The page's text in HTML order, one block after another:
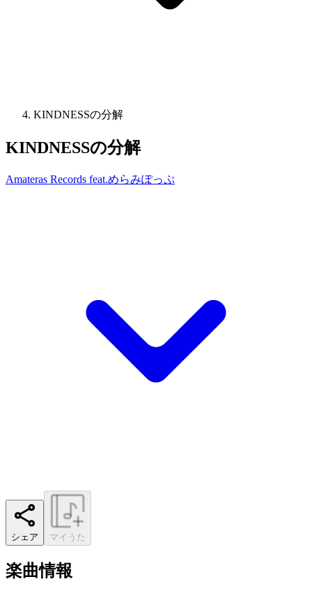
KINDNESSの分解
KINDNESSの分解
Amateras Records feat.めらみぽっぷ
シェア マイうた
楽曲情報